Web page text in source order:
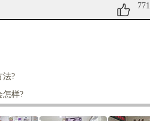
771
法?
怎样?